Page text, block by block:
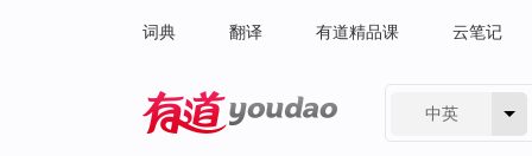
词典 翻译 有道精品课 云笔记
中英